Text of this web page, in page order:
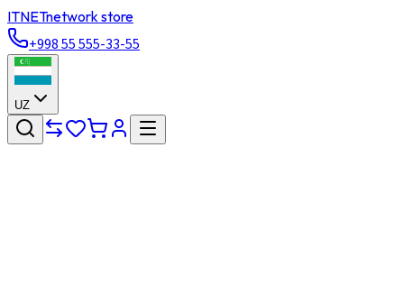
ITNETnetwork store
+998 55 555-33-55
UZ